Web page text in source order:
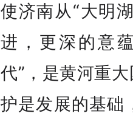
使济南从“大明
进，更深的意
代”，是黄河重
护是发展的基础